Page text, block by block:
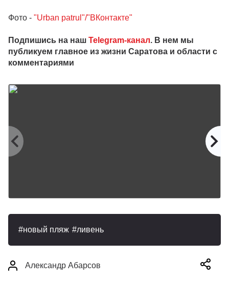
Фото - "Urban patrul"/"ВКонтакте"
Подпишись на наш Telegram-канал. В нем мы
публикуем главное из жизни Саратова и области с
комментариями
новый пляж ливень
Александр Абарсов